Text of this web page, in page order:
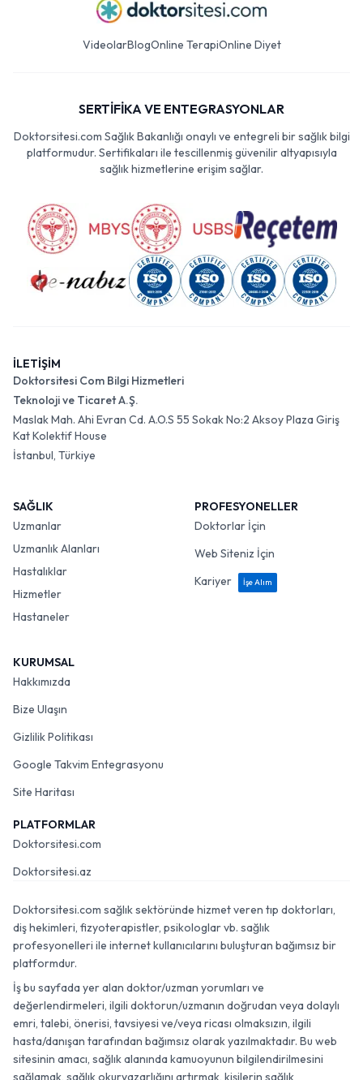
VideolarBlogOnline TerapiOnline Diyet
SERTİFİKA VE ENTEGRASYONLAR
Doktorsitesi.com Sağlık Bakanlığı onaylı ve entegreli bir sağlık bilgi
platformudur. Sertifikaları ile tescillenmiş güvenilir altyapısıyla
sağlık hizmetlerine erişim sağlar.
İLETİŞİM
Doktorsitesi Com Bilgi Hizmetleri
Teknoloji ve Ticaret A.Ş.
Maslak Mah. Ahi Evran Cd. A.O.S 55 Sokak No:2 Aksoy Plaza Giriş
Kat Kolektif House
İstanbul, Türkiye
SAĞLIK
Uzmanlar
Uzmanlık Alanları
Hastalıklar
Hizmetler
Hastaneler
PROFESYONELLER
Doktorlar İçin
Web Siteniz İçin
Kariyer
İşe Alım
KURUMSAL
Hakkımızda
Bize Ulaşın
Gizlilik Politikası
Google Takvim Entegrasyonu
Site Haritası
PLATFORMLAR
Doktorsitesi.com
Doktorsitesi.az
Doktorsitesi.com sağlık sektöründe hizmet veren tıp doktorları,
diş hekimleri, fizyoterapistler, psikologlar vb. sağlık
profesyonelleri ile internet kullanıcılarını buluşturan bağımsız bir
platformdur.
İş bu sayfada yer alan doktor/uzman yorumları ve
değerlendirmeleri, ilgili doktorun/uzmanın doğrudan veya dolaylı
emri, talebi, önerisi, tavsiyesi ve/veya ricası olmaksızın, ilgili
hasta/danışan tarafından bağımsız olarak yazılmaktadır. Bu web
sitesinin amacı, sağlık alanında kamuoyunun bilgilendirilmesini
sağlamak, sağlık okuryazarlığını artırmak, kişilerin sağlık